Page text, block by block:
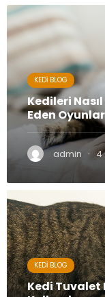
KEDI BLOG
Kedileri
Eden Oyunlar
admin · 4
KEDI BLOG
Kedi Tuvalet